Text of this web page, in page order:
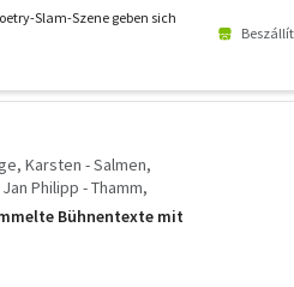
- Neumeier, Moritz -
- Gomringer, Nora -
Slam-Szene geben sich
Karsten - Salmen,
Philipp - Thamm,
- Anouk, Misha -
Sandra - Lampe,
- Heuser, Marian -
Bühnentexte mit